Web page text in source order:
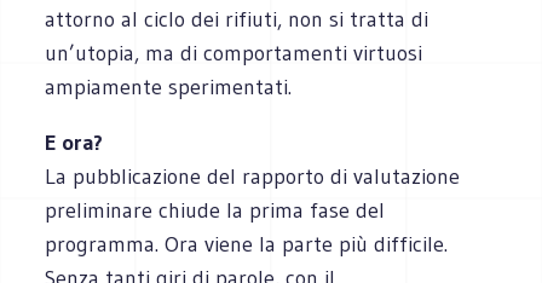
attorno al ciclo dei rifiuti, non si tratta di
un’utopia, ma di comportamenti virtuosi
ampiamente sperimentati.
E ora?
La pubblicazione del rapporto di valutazione
preliminare chiude la prima fase del
programma. Ora viene la parte più difficile.